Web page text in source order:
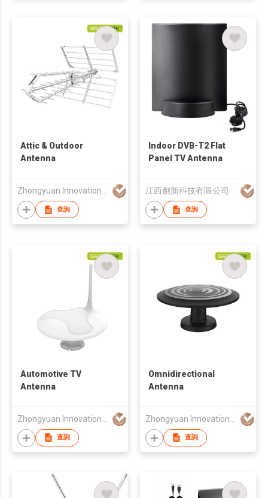
Attic & Outdoor
Antenna
Zhongyuan Innovation (HK) Limited
查詢
Indoor DVB-T2 Flat
Panel TV Antenna
江西創新科技有限公司
查詢
Automotive TV
Antenna
查詢
Omnidirectional
Antenna
查詢